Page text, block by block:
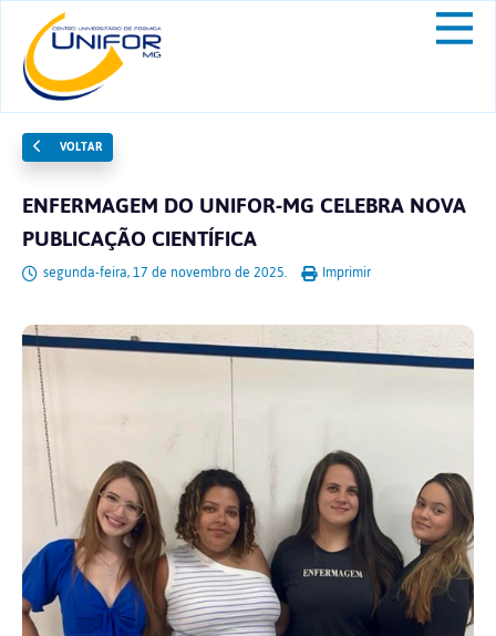
VOLTAR
ENFERMAGEM DO UNIFOR-MG CELEBRA NOVA
PUBLICAÇÃO CIENTÍFICA
segunda-feira, 17 de novembro de 2025. Imprimir